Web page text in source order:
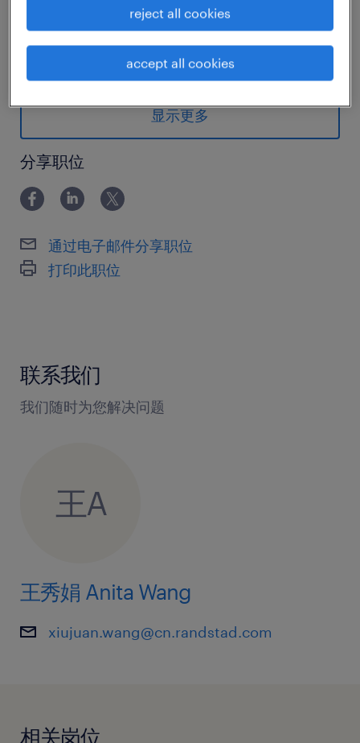
公司为一家外资公司，主要产品是呼吸阀、阻燃器
相关。
岗位职责：
合理规划库区、库位、物料标识与摆
全、防火、防盗管理要求
料、退料、返修料、不合格品隔离流
负责ERP系统操作与数据维护，确保账、
物、卡、系统四一致；组织循环盘点、
团队管理与跨部门协同，做好排班、培
训、考核与效率提升；对接采购、生
收料、检验、入库、分拣、配送流程，
显示更多
分享职位
通过电子邮件分享职位
打印此职位
联系我们
我们随时为您解决问题
王A
王秀娟 Anita Wang
xiujuan.wang@cn.randstad.com
相关岗位
reject all cookies
accept all cookies